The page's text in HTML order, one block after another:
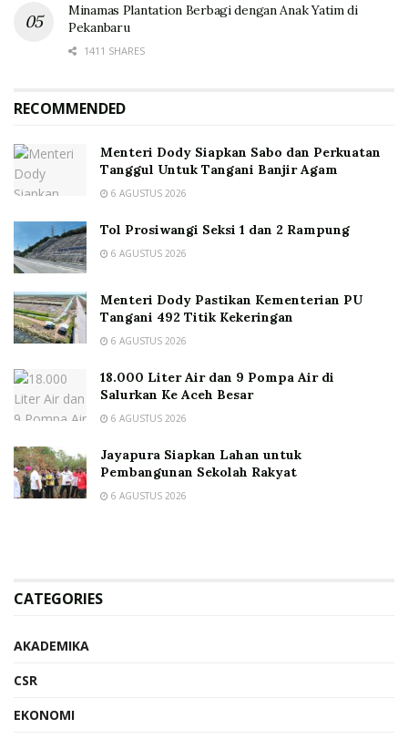
Minamas Plantation Berbagi dengan Anak Yatim di
Pekanbaru
1411 SHARES
RECOMMENDED
Menteri Dody Siapkan Sabo dan Perkuatan
Tanggul Untuk Tangani Banjir Agam
6 AGUSTUS 2026
Tol Prosiwangi Seksi 1 dan 2 Rampung
6 AGUSTUS 2026
Menteri Dody Pastikan Kementerian PU
Tangani 492 Titik Kekeringan
6 AGUSTUS 2026
18.000 Liter Air dan 9 Pompa Air di
Salurkan Ke Aceh Besar
6 AGUSTUS 2026
Jayapura Siapkan Lahan untuk
Pembangunan Sekolah Rakyat
6 AGUSTUS 2026
CATEGORIES
AKADEMIKA
CSR
EKONOMI